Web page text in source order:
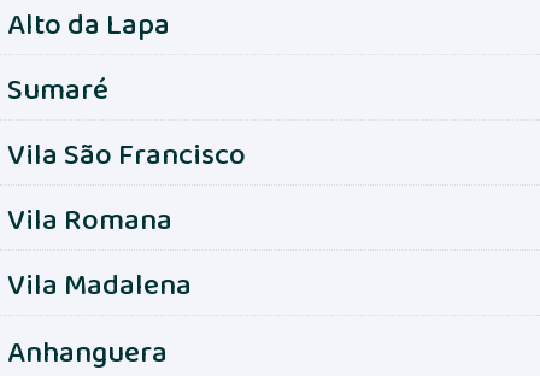
Alto da Lapa
Sumaré
Vila São Francisco
Vila Romana
Vila Madalena
Anhanguera